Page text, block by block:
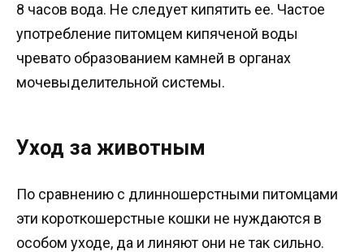
8 часов вода. Не следует кипятить ее. Частое
употребление питомцем кипяченой воды
чревато образованием камней в органах
мочевыделительной системы.
Уход за животным
По сравнению с длинношерстными питомцами
эти короткошерстные кошки не нуждаются в
особом уходе, да и линяют они не так сильно.